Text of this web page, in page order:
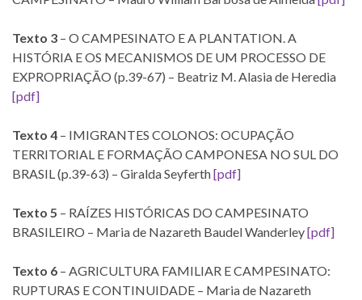
Texto 3 – O CAMPESINATO E A PLANTATION. A
HISTÓRIA E OS MECANISMOS DE UM PROCESSO DE
EXPROPRIAÇÃO (p.39-67) – Beatriz M. Alasia de Heredia
[pdf]
Texto 4 – IMIGRANTES COLONOS: OCUPAÇÃO
TERRITORIAL E FORMAÇÃO CAMPONESA NO SUL DO
BRASIL (p.39-63) – Giralda Seyferth[pdf]
Texto 5 – RAÍZES HISTÓRICAS DO CAMPESINATO
BRASILEIRO – Maria de Nazareth Baudel Wanderley[pdf]
Texto 6 – AGRICULTURA FAMILIAR E CAMPESINATO:
RUPTURAS E CONTINUIDADE – Maria de Nazareth